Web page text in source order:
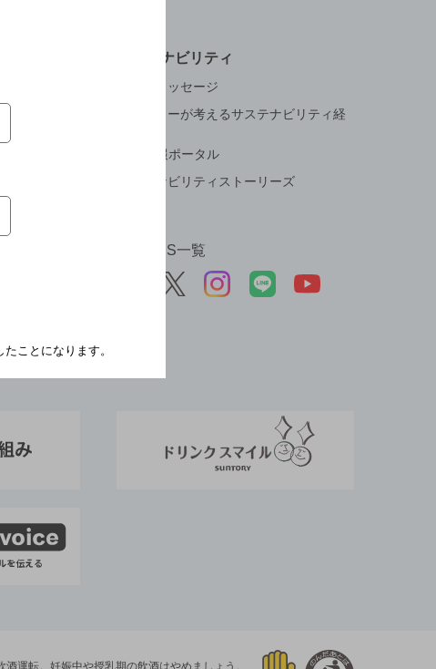
サステナビリティ
トップメッセージ
サントリーが考えるサステナビリティ経
ESG情報ポータル
サステナビリティストーリーズ
公式SNS一覧
ことになります。